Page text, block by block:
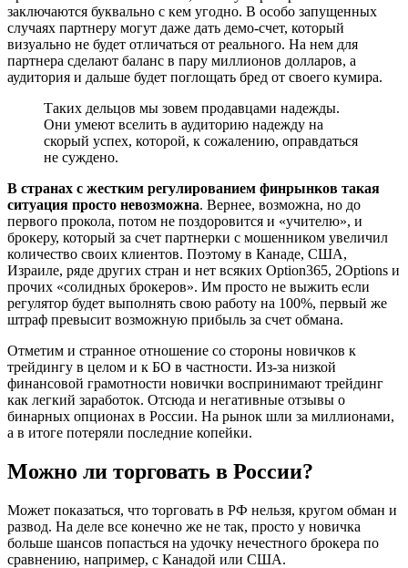
заключаются буквально с кем угодно. В особо запущенных
случаях партнеру могут даже дать демо-счет, который
визуально не будет отличаться от реального. На нем для
партнера сделают баланс в пару миллионов долларов, а
аудитория и дальше будет поглощать бред от своего кумира.
Таких дельцов мы зовем продавцами надежды.
Они умеют вселить в аудиторию надежду на
скорый успех, которой, к сожалению, оправдаться
не суждено.
В странах с жестким регулированием финрынков такая
ситуация просто невозможна. Вернее, возможна, но до
первого прокола, потом не поздоровится и «учителю», и
брокеру, который за счет партнерки с мошенником увеличил
количество своих клиентов. Поэтому в Канаде, США,
Израиле, ряде других стран и нет всяких Option365, 2Options и
прочих «солидных брокеров». Им просто не выжить если
регулятор будет выполнять свою работу на 100%, первый же
штраф превысит возможную прибыль за счет обмана.
Отметим и странное отношение со стороны новичков к
трейдингу в целом и к БО в частности. Из-за низкой
финансовой грамотности новички воспринимают трейдинг
как легкий заработок. Отсюда и негативные отзывы о
бинарных опционах в России. На рынок шли за миллионами,
а в итоге потеряли последние копейки.
Можно ли торговать в России?
Может показаться, что торговать в РФ нельзя, кругом обман и
развод. На деле все конечно же не так, просто у новичка
больше шансов попасться на удочку нечестного брокера по
сравнению, например, с Канадой или США.